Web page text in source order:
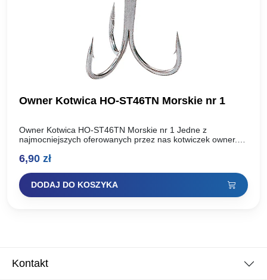
Owner Kotwica HO-ST46TN Morskie nr 1
Owner Kotwica HO-ST46TN Morskie nr 1 Jedne z
najmocniejszych oferowanych przez nas kotwiczek owner.
Polecamy do uzbrajania pilkerów w…
6,90 zł
DODAJ DO KOSZYKA
Kontakt